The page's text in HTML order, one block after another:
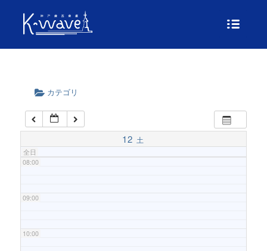
カテゴリ
12 土
全日
04:00
06:00
07:00
08:00
09:00
10:00